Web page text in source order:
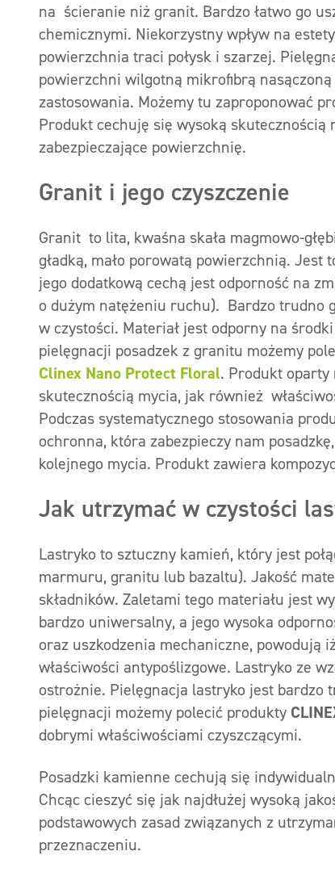
na ścieranie niż granit. Bardzo łatwo go
chemicznymi. Niekorzystny wpływ na
powierzchnia traci połysk i szarzej.
powierzchni wilgotną mikrofibrą
zastosowania. Możemy tu zaproponować
Produkt cechuję się wysoką
zabezpieczające powierzchnię.
Granit i jego czyszczenie
Granit to lita, kwaśna skała magmowo-
gładką, mało porowatą powierzchnią.
jego dodatkową cechą jest odporność na
o dużym natężeniu ruchu). Bardzo trudno
w czystości. Materiał jest odporny na
pielęgnacji posadzek z granitu możemy
Clinex Nano Protect Floral. Produkt oparty
skutecznością mycia, jak również
Podczas systematycznego stosowania
ochronna, która zabezpieczy nam
kolejnego mycia. Produkt zawiera
Jak utrzymać w czystości
Lastryko to sztuczny kamień, który jest
marmuru, granitu lub bazaltu). Jakość
składników. Zaletami tego materiału jest
bardzo uniwersalny, a jego wysoka
oraz uszkodzenia mechaniczne, powodują
właściwości antypoślizgowe. Lastryko ze
ostrożnie. Pielęgnacja lastryko jest bardzo
pielęgnacji możemy polecić produkty
dobrymi właściwościami czyszczącymi.
Posadzki kamienne cechują się
Chcąc cieszyć się jak najdłużej wysoką
podstawowych zasad związanych z
przeznaczeniu.